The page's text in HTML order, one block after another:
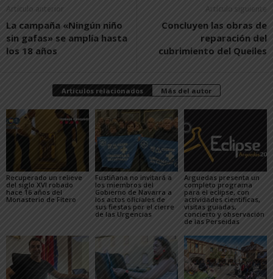
Artículo anterior
La campaña «Ningún niño
sin gafas» se amplía hasta
los 18 años
Artículo siguiente
Concluyen las obras de
reparación del
cubrimiento del Queiles
Artículos relacionados Más del autor
Recuperado un relieve
del siglo XVI robado
hace 16 años del
Monasterio de Fitero
Fustiñana no invitará a
los miembros del
Gobierno de Navarra a
los actos oficiales de
sus fiestas por el cierre
de las Urgencias
Arguedas presenta un
completo programa
para el eclipse, con
actividades científicas,
visitas guiadas,
concierto y observación
de las Perseidas